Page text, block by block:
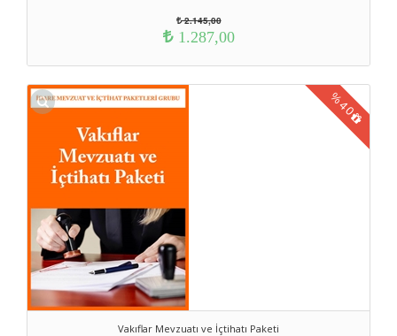
2.145,00
1.287,00
Vakıflar Mevzuatı ve İçtihatı Paketi
%40